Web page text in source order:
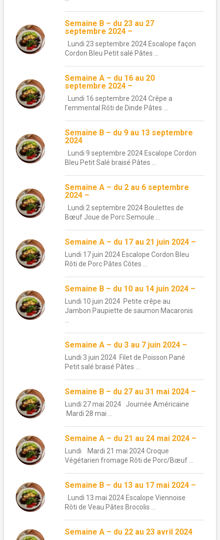
Semaine B – du 23 au 27
septembre 2024 –
Lundi 23 septembre 2024 Escalope façon
Cordon Bleu Petit salé Pâtes ...
Semaine A – du 16 au 20
septembre 2024 –
Lundi 16 septembre 2024 Crêpe a
l’emmental Rôti de Dinde Pâtes ...
Semaine B – du 9 au 13 septembre
2024
Lundi 9 septembre 2024 Escalope Cordon
Bleu Petit Salé braisé Pâtes ...
Semaine A – du 2 au 6 septembre
2024 –
Lundi 2 septembre 2024 Boulettes de
Bœuf Joue de Porc Semoule ...
Semaine A – du 17 au 21 juin 2024 –
Lundi 17 juin 2024 Escalope Cordon Bleu
Rôti de Porc Pâtes Côtes ...
Semaine B – du 10 au 14 juin 2024 –
Lundi 10 juin 2024 Petite crêpe au
Jambon Paupiette de saumon Macaronis
Semaine A – du 3 au 7 juin 2024 –
Lundi 3 juin 2024 Filet de Poisson Pané
Petit salé braisé Pâtes ...
Semaine B – du 27 au 31 mai 2024 –
Lundi 27 mai 2024 Journée Américaine
Mardi 28 mai ...
Semaine A – du 21 au 24 mai 2024 –
Lundi Mardi 21 mai 2024 Croque
Végétarien fromage Rôti de Porc/Bœuf ...
Semaine B – du 13 au 17 mai 2024 –
Lundi 13 mai 2024 Escalope Viennoise
Rôti de Veau Pâtes Brocolis ...
Semaine A – du 22 au 23 avril 2024